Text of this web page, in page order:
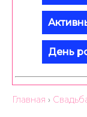
День
Главная ›